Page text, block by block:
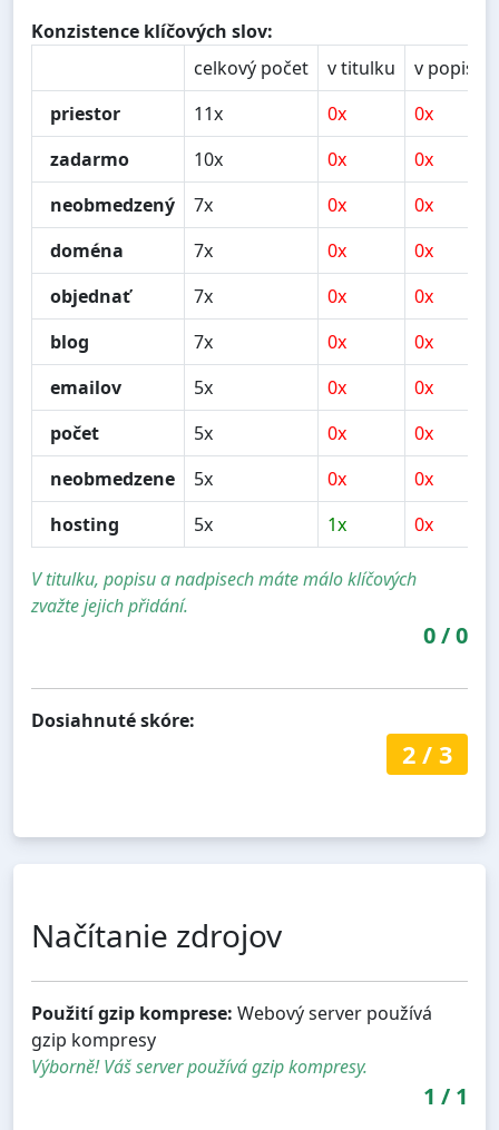
Konzistence klíčových slov:
celkový počet
v titulku
v popisu
priestor
11x 0x
0x
zadarmo
10x 0x
0x
neobmedzený
7x 0x
0x
doména
7x 0x
0x
objednať
7x 0x
0x
blog
7x 0x
0x
emailov
5x 0x
0x
počet
5x 0x
0x
neobmedzene
5x 0x
0x
hosting
5x 1x 0x
V titulku, popisu a nadpisech máte málo klíčových
zvažte jejich přidání.
0/0
Dosiahnuté skóre:
2/ 3
Načítanie zdrojov
Použití gzip komprese: Webový server používá
gzip kompresy
Výborně! Váš server používá gzip kompresy.
1 / 1